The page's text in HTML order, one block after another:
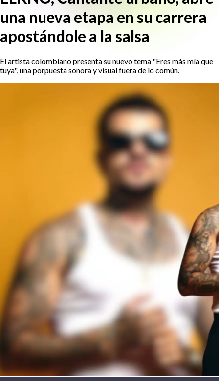
una nueva etapa en su carrera
apostándole a la salsa
El artista colombiano presenta su nuevo tema "Eres más mía que
tuya", una porpuesta sonora y visual fuera de lo común.